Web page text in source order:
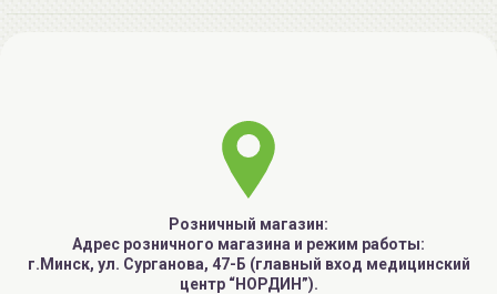
Розничный магазин:
Адрес розничного магазина и режим работы:
г.Минск, ул. Сурганова, 47-Б (главный вход медицинский
центр “НОРДИН”).